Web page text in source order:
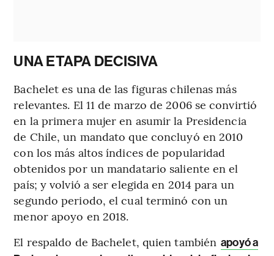
UNA ETAPA DECISIVA
Bachelet es una de las figuras chilenas más
relevantes. El 11 de marzo de 2006 se convirtió
en la primera mujer en asumir la Presidencia
de Chile, un mandato que concluyó en 2010
con los más altos índices de popularidad
obtenidos por un mandatario saliente en el
país; y volvió a ser elegida en 2014 para un
segundo periodo, el cual terminó con un
menor apoyo en 2018.
El respaldo de Bachelet, quien también apoyó a